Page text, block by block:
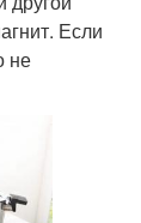
Если
не